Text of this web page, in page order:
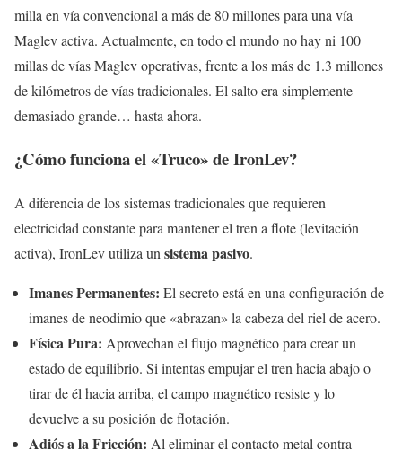
milla en vía convencional a más de 80 millones para una vía
Maglev activa. Actualmente, en todo el mundo no hay ni 100
millas de vías Maglev operativas, frente a los más de 1.3 millones
de kilómetros de vías tradicionales. El salto era simplemente
demasiado grande… hasta ahora.
¿Cómo funciona el «Truco» de IronLev?
A diferencia de los sistemas tradicionales que requieren
electricidad constante para mantener el tren a flote (levitación
activa), IronLev utiliza un sistema pasivo.
Imanes Permanentes: El secreto está en una configuración de
imanes de neodimio que «abrazan» la cabeza del riel de acero.
Física Pura: Aprovechan el flujo magnético para crear un
estado de equilibrio. Si intentas empujar el tren hacia abajo o
tirar de él hacia arriba, el campo magnético resiste y lo
devuelve a su posición de flotación.
Adiós a la Fricción: Al eliminar el contacto metal contra